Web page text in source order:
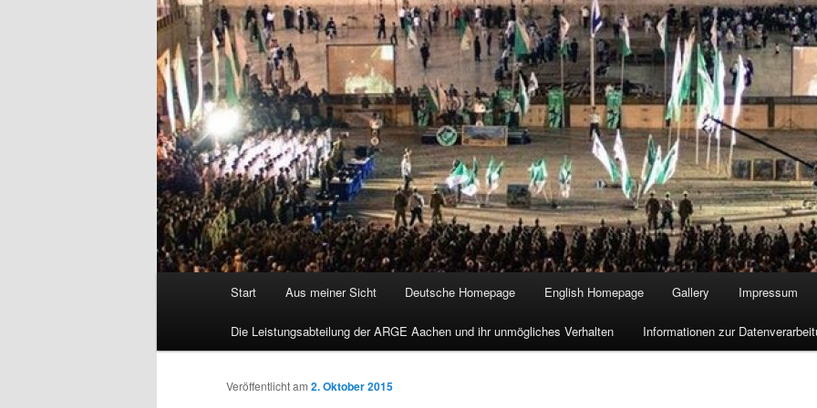
Start Aus meiner Sicht Deutsche Homepage English Homepage Gallery Impressum
Die Leistungsabteilung der ARGE Aachen und ihr unmögliches Verhalten Informationen zur
Veröffentlicht am 2. Oktober 2015